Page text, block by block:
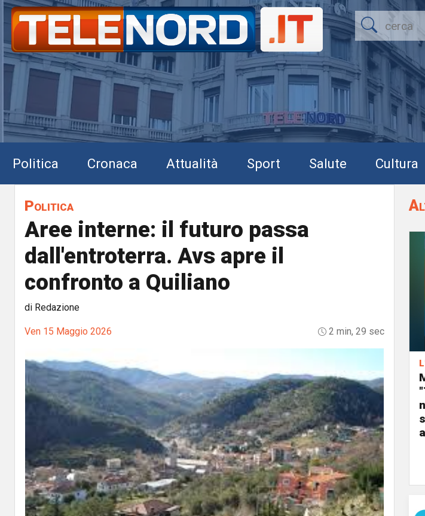
Politica Cronaca Attualità Sport Salute Cultura
Politica
Aree interne: il futuro passa
dall'entroterra. Avs apre il
confronto a Quiliano
di Redazione
Ven 15 Maggio 2026 2 min, 29 sec